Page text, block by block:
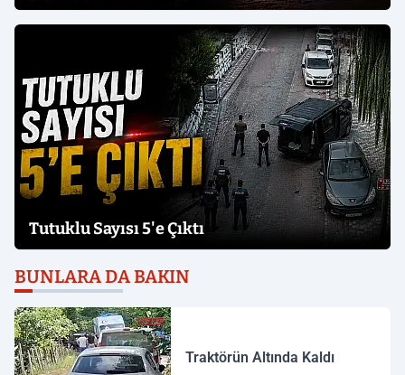
Tutuklu Sayısı 5'e Çıktı
BUNLARA DA BAKIN
Traktörün Altında Kaldı